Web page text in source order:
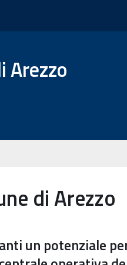
Arezzo
di Arezzo
un potenziale